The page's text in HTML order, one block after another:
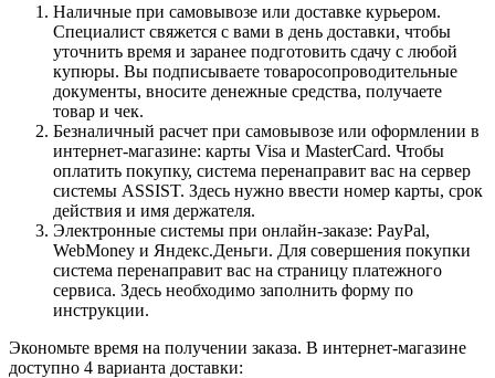
Наличные при самовывозе или доставке курьером.
Специалист свяжется с вами в день доставки, чтобы
уточнить время и заранее подготовить сдачу с любой
купюры. Вы подписываете товаросопроводительные
документы, вносите денежные средства, получаете
товар и чек.
Безналичный расчет при самовывозе или оформлении в
интернет-магазине: карты Visa и MasterCard. Чтобы
оплатить покупку, система перенаправит вас на сервер
системы ASSIST. Здесь нужно ввести номер карты, срок
действия и имя держателя.
Электронные системы при онлайн-заказе: PayPal,
WebMoney и Яндекс.Деньги. Для совершения покупки
система перенаправит вас на страницу платежного
сервиса. Здесь необходимо заполнить форму по
инструкции.
Экономьте время на получении заказа. В интернет-магазине
доступно 4 варианта доставки: